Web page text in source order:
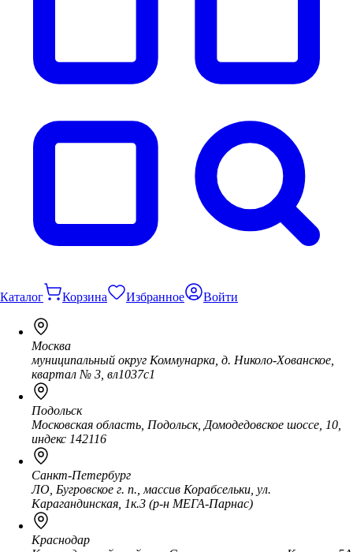
Каталог Корзина Избранное Войти
Москва
муниципальный округ Коммунарка, д. Николо-Хованское,
квартал № 3, вл1037с1
Подольск
Московская область, Подольск, Домодедовское шоссе, 10,
индекс 142116
Санкт-Петербург
ЛО, Бугровское г. п., массив Корабсельки, ул.
Карагандинская, 1к.3 (р-н МЕГА-Парнас)
Краснодар